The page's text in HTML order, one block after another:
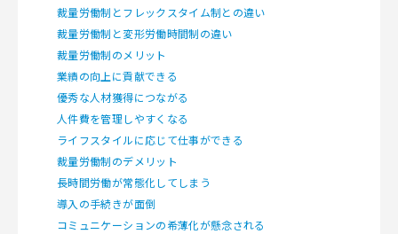
裁量労働制とフレックスタイム制との違い
裁量労働制と変形労働時間制の違い
裁量労働制のメリット
業績の向上に貢献できる
優秀な人材獲得につながる
人件費を管理しやすくなる
ライフスタイルに応じて仕事ができる
裁量労働制のデメリット
長時間労働が常態化してしまう
導入の手続きが面倒
コミュニケーションの希薄化が懸念される